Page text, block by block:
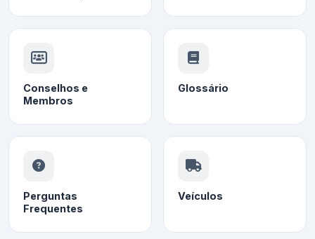
Conselhos e
Membros
Glossário
Perguntas
Frequentes
Veículos